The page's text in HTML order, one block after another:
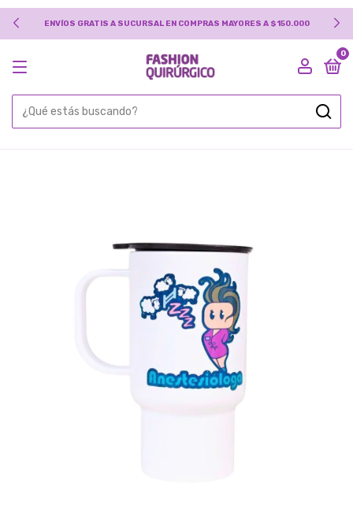
EN COMPRAS MAYORES A $150.000
0